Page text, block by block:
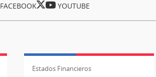
FACEBOOK YOUTUBE
Estados Financieros